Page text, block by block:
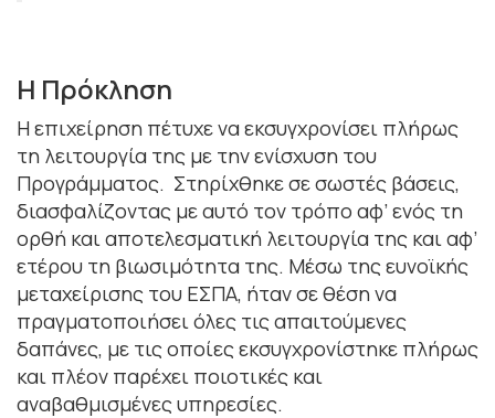
Η Πρόκληση
Η επιχείρηση πέτυχε να εκσυγχρονίσει πλήρως
τη λειτουργία της με την ενίσχυση του
Προγράμματος. Στηρίχθηκε σε σωστές βάσεις,
διασφαλίζοντας με αυτό τον τρόπο αφ’ ενός τη
ορθή και αποτελεσματική λειτουργία της και αφ’
ετέρου τη βιωσιμότητα της. Μέσω της ευνοϊκής
μεταχείρισης του ΕΣΠΑ, ήταν σε θέση να
πραγματοποιήσει όλες τις απαιτούμενες
δαπάνες, με τις οποίες εκσυγχρονίστηκε πλήρως
και πλέον παρέχει ποιοτικές και
αναβαθμισμένες υπηρεσίες.